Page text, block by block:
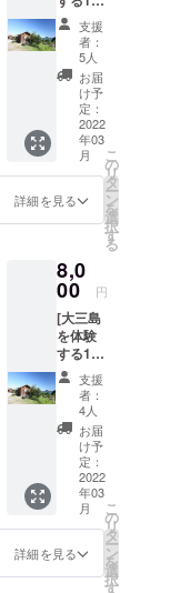
す。) ※※
オプ
ション
にて必
ず、下
記の項
目で希
望され
るもの
を選択
さい!※※
①金具
タイプ :
or イヤ
リング
※ピアス
はニッ
ケルフ
リー、
イヤリ
ングは
ネジバ
ネタイ
プにな
りま
す。 ②
ピアス
具&ネッ
クレス
り。 *サ
イズは
S,M,L,X
Lからお
好みの
サイズ
をお選
び頂け
ます。
*S:着丈
63,身幅
47,肩幅
42,袖丈
身幅52,
肩幅46,
袖丈22
*L:着丈
72,身幅
55,肩幅
50,袖丈
22 *XL:
着丈75,
身幅60,
肩幅55,
袖丈23
ている
ビック
プリン
トがポ
イン
ト。ブ
ラックx
ホワイ
トの綺
麗めコ
ントラ
ちらは
フロン
ントの
みにな
りま
す。 *サ
イズは
S,M,L,X
Lからお
好みの
サイズ
をお選
び頂け
ます。
*S:着丈
63,身幅
47,肩幅
2日のコ
テージ
宿泊] 海
の傍の
キャン
プ場の
コテー
ジをご
用意致
しま
す。
★2日目
モーニ
ング珈
琲付き *
有効期
限:リ
ターン
開始か
ら3年
間。 *1
名様分
のお値
段で
す。 *1
組4名様
まで。
寝袋&毛
布有
支援
者：
5人
お届
け予
定：
2022
年03
月
詳細を見る
こ
の
リ
タ
ー
ン
を
選
択
す
る
8,0
00 円
[大三島
を体験
する1泊
2日のコ
テージ
宿泊] 海
の傍の
キャン
プ場の
コテー
ジをご
用意致
しま
す。 ★
初日夕
支援
者：
4人
お届
け予
定：
2022
年03
月
詳細を見る
こ
の
リ
タ
ー
ン
を
選
択
す